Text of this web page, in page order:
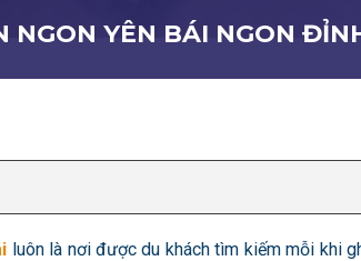
NGON YÊN BÁI NGON
luôn là nơi được du khách tìm kiếm mỗi khi